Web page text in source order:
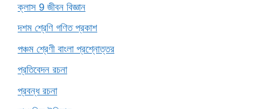
ক্লাস 9 জীবন বিজ্ঞান
দশম শ্রেণি গণিত প্রকাশ
পঞ্চম শ্রেণী বাংলা প্রশ্নোত্তর
প্রতিবেদন রচনা
প্রবন্ধ রচনা